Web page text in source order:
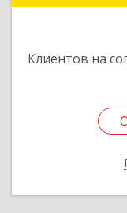
Клиентов на